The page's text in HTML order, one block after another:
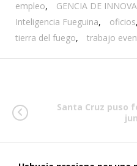
empleo, GENCIA DE
Inteligencia Fueguina, oficios,
tierra del fuego, trabajo
Santa Cruz puso